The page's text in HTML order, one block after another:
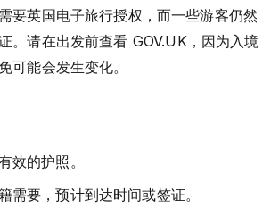
要英国电子旅行授权，而一些游客仍然
。请在出发前查看 GOV.UK，因为入境
可能会发生变化。
效的护照。
需要，预计到达时间或签证。